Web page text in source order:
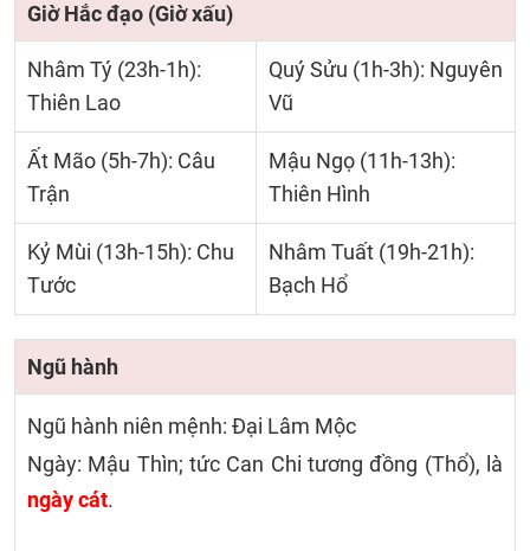
Giờ Hắc đạo (Giờ xấu)
Nhâm Tý (23h-1h):
Thiên Lao
Quý Sửu (1h-3h): Nguyên
Vũ
Ất Mão (5h-7h): Câu
Trận
Mậu Ngọ (11h-13h):
Thiên Hình
Kỷ Mùi (13h-15h): Chu
Tước
Nhâm Tuất (19h-21h):
Bạch Hổ
Ngũ hành
Ngũ hành niên mệnh: Đại Lâm Mộc
Ngày: Mậu Thìn; tức Can Chi tương đồng (Thổ), là
ngày cát.